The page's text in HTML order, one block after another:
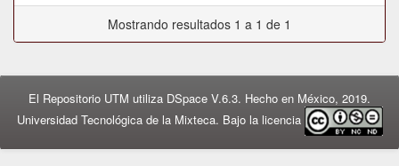
Mostrando resultados 1 a 1 de 1
El Repositorio UTM utiliza DSpace V.6.3. Hecho en México, 2019.
Universidad Tecnológica de la Mixteca. Bajo la licencia